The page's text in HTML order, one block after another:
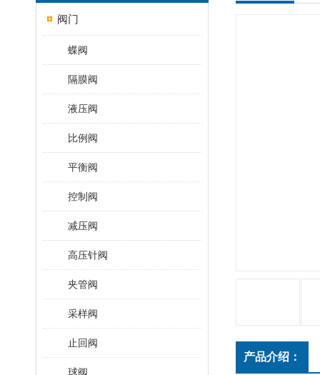
阀门
蝶阀
隔膜阀
液压阀
比例阀
平衡阀
控制阀
减压阀
高压针阀
夹管阀
采样阀
止回阀
球阀
产品介绍：